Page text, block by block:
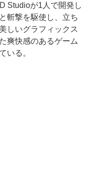
Studioが1人で開発し
斬撃を駆使し、立ち
しいグラフィックス
爽快感のあるゲーム
いる。